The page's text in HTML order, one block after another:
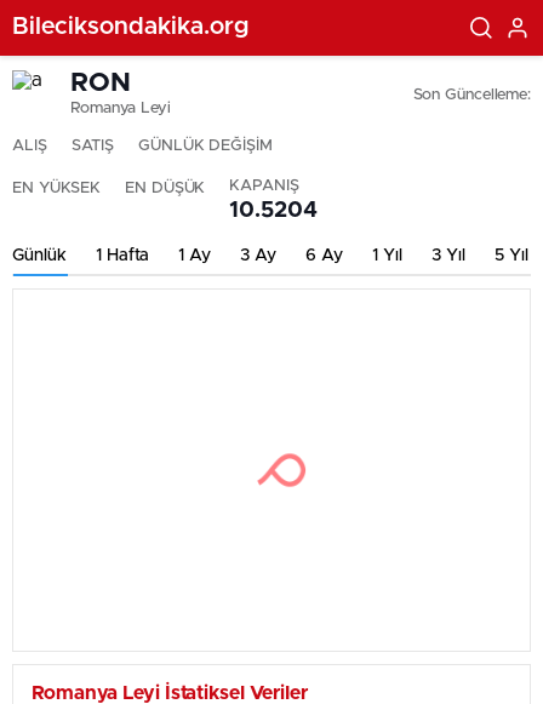
Bileciksondakika.org
RON
Romanya Leyi
Son Güncelleme:
ALIŞ SATIŞ GÜNLÜK DEĞİŞİM
EN YÜKSEK EN DÜŞÜK KAPANIŞ
10.5204
Günlük 1 Hafta 1 Ay 3 Ay 6 Ay 1 Yıl 3 Yıl 5 Yıl
Romanya Leyi İstatiksel Veriler